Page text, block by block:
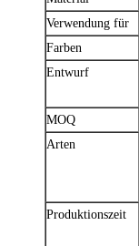
Verwendung für
Farben
Entwurf
MOQ
Arten
Produktionszeit